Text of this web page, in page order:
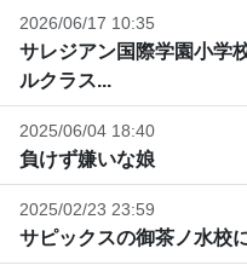
2026/06/17 10:35
サレジアン国際学園小学
ルクラス...
2025/06/04 18:40
負けず嫌いな娘
2025/02/23 23:59
サピックスの御茶ノ水校